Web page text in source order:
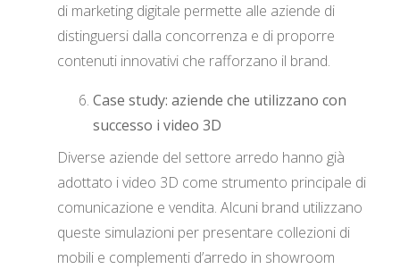
di marketing digitale permette alle aziende di
distinguersi dalla concorrenza e di proporre
contenuti innovativi che rafforzano il brand.
Case study: aziende che utilizzano con
successo i video 3D
Diverse aziende del settore arredo hanno già
adottato i video 3D come strumento principale di
comunicazione e vendita. Alcuni brand utilizzano
queste simulazioni per presentare collezioni di
mobili e complementi d’arredo in showroom